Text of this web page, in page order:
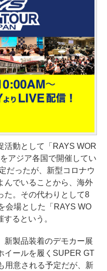
動として「RAYS WOR
アジア各国で開催してい
だったが、新型コロナウ
んでいることから、海外
た。その代わりとして8
会場とした「RAYS WO
るという。
製品装着のデモカー展
イールを履くSUPER GT
用意される予定だが、新